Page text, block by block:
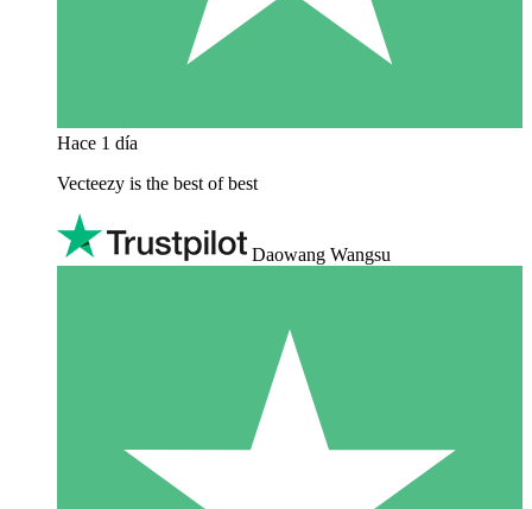
Hace 1 día
Vecteezy is the best of best
Daowang Wangsu